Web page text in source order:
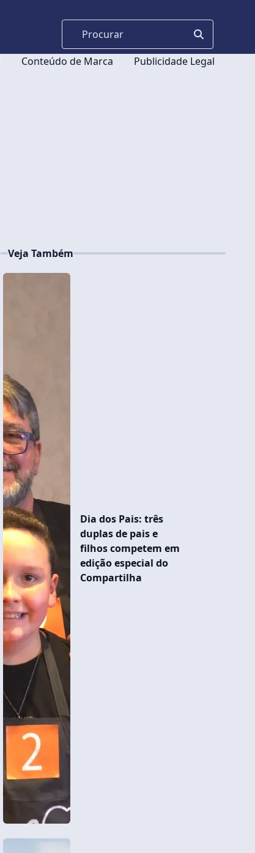
Conteúdo de Marca Publicidade Legal
Veja Também
Dia dos Pais: três
duplas de pais e
filhos competem em
edição especial do
Compartilha